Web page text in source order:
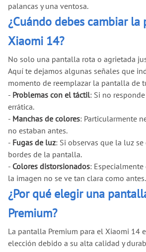
palancas y una ventosa.
¿Cuándo debes cambiar
Xiaomi 14?
No solo una pantalla rota o agrietada
Aquí te dejamos algunas señales que
momento de reemplazar la pantalla de
- Problemas con el táctil: Si no
errática.
- Manchas de colores: Particularmente
no estaban antes.
- Fugas de luz: Si observas que la luz
bordes de la pantalla.
- Colores distorsionados:
la imagen no se ve tan clara como antes.
¿Por qué elegir una
Premium?
La pantalla Premium para el Xiaomi 14
elección debido a su alta calidad y